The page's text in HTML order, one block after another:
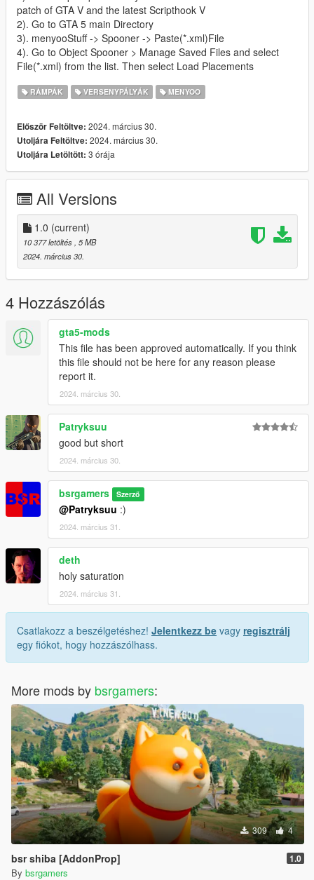
patch of GTA V and the latest Scripthook V
2). Go to GTA 5 main Directory
3). menyooStuff -> Spooner -> Paste(*.xml)File
4). Go to Object Spooner > Manage Saved Files and select
File(*.xml) from the list. Then select Load Placements
RÁMPÁK VERSENYPÁLYÁK MENYOO
Először Feltöltve: 2024. március 30.
Utoljára Feltöltve: 2024. március 30.
Utoljára Letöltött: 3 órája
All Versions
1.0 (current)
10 377 letöltés , 5 MB
2024. március 30.
4 Hozzászólás
gta5-mods
This file has been approved automatically. If you think
this file should not be here for any reason please
report it.
2024. március 30.
Patryksuu
good but short
2024. március 30.
bsrgamers Szerző
@Patryksuu :)
2024. március 31.
deth
holy saturation
2024. március 31.
Csatlakozz a beszélgetéshez! Jelentkezz be vagy regisztrálj
egy fiókot, hogy hozzászólhass.
More mods by bsrgamers:
309 4
bsr shiba [AddonProp] 1.0
By bsrgamers